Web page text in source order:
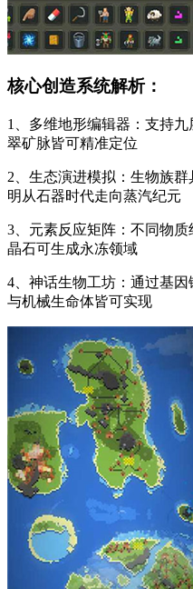
核心创造系统解析：
1、多维地形编辑器：支持
翠矿脉皆可精准定位
2、生态演进模拟：生物族
明从石器时代走向蒸汽纪元
3、元素反应矩阵：不同物
晶石可生成永冻领域
4、神话生物工坊：通过基
与机械生命体皆可实现